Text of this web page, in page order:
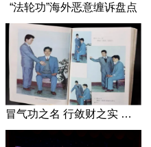
“法轮功”海外恶意缠诉盘点
冒气功之名 行敛财之实 张宏堡义女“小倩”团伙覆灭记